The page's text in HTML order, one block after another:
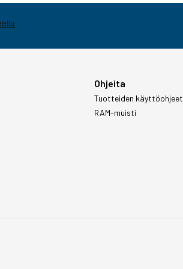
Ohjeita
Tuotteiden käyttöohjeet
RAM-muisti